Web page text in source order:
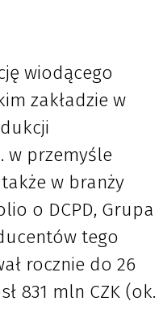
wiodącego
zakładzie w
w przemyśle
w branży
o DCPD, Grupa
tego
rocznie do 26
831 mln CZK (ok.